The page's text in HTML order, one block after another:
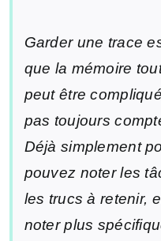
Garder une trace
que la mémoire
peut être
pas toujours
Déjà simplement
pouvez noter les
les trucs à retenir,
noter plus